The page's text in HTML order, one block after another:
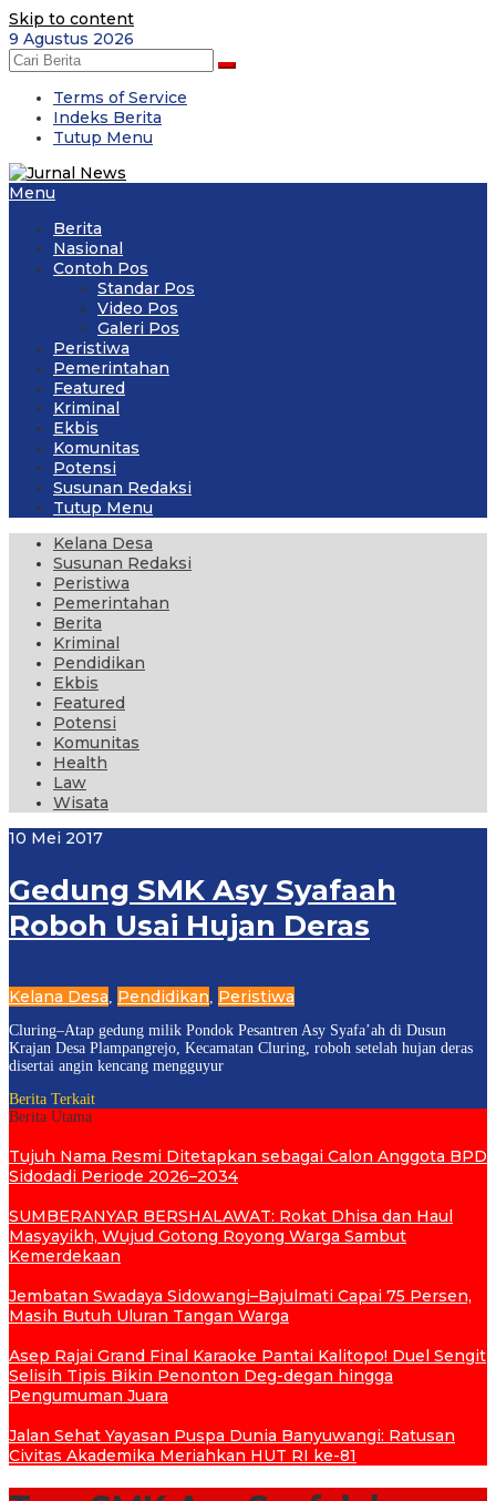
Skip to content
9 Agustus 2026
Terms of Service
Indeks Berita
Tutup Menu
Menu
Berita
Nasional
Contoh Pos
Standar Pos
Video Pos
Galeri Pos
Peristiwa
Pemerintahan
Featured
Kriminal
Ekbis
Komunitas
Potensi
Susunan Redaksi
Tutup Menu
Kelana Desa
Susunan Redaksi
Peristiwa
Pemerintahan
Berita
Kriminal
Pendidikan
Ekbis
Featured
Potensi
Komunitas
Health
Law
Wisata
10 Mei 2017
Gedung SMK Asy Syafaah
Roboh Usai Hujan Deras
Kelana Desa, Pendidikan, Peristiwa
Cluring–Atap gedung milik Pondok Pesantren Asy Syafa’ah di Dusun
Krajan Desa Plampangrejo, Kecamatan Cluring, roboh setelah hujan deras
disertai angin kencang mengguyur
Berita Terkait
Berita Utama
Tujuh Nama Resmi Ditetapkan sebagai Calon Anggota BPD
Sidodadi Periode 2026–2034
SUMBERANYAR BERSHALAWAT: Rokat Dhisa dan Haul
Masyayikh, Wujud Gotong Royong Warga Sambut
Kemerdekaan
Jembatan Swadaya Sidowangi–Bajulmati Capai 75 Persen,
Masih Butuh Uluran Tangan Warga
Asep Rajai Grand Final Karaoke Pantai Kalitopo! Duel Sengit
Selisih Tipis Bikin Penonton Deg-degan hingga
Pengumuman Juara
Jalan Sehat Yayasan Puspa Dunia Banyuwangi: Ratusan
Civitas Akademika Meriahkan HUT RI ke-81